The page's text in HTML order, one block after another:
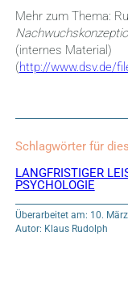
Mehr zum Thema:
(internes Material)
(http://www.dsv.de/
Schlagwörter für
LANGFRISTIGER
PSYCHOLOGIE
Überarbeitet am: 10.
Autor: Klaus Rudolph